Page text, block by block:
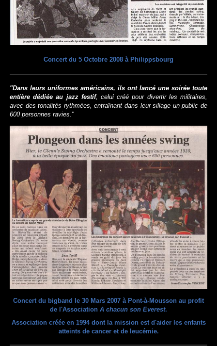
Concert du 5 Octobre 2008 à Philippsbourg
"Dans leurs uniformes américains, ils ont lancé une soirée toute
entière dédiée au jazz festif, celui créé pour divertir les militaires,
avec des tonalités rythmées, entraînant dans leur sillage un public de
600 personnes ravies."
Concert du bigband le 30 Mars 2007 à Pont-à-Mousson au profit
de l'Association A chacun son Everest.
Association créée en 1994 dont la mission est d'aider les enfants
atteints de cancer et de leucémie.